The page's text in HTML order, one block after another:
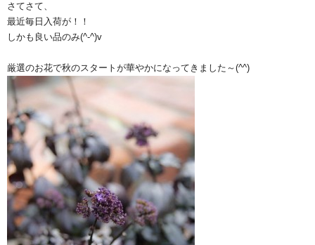
さてさて、
最近毎日入荷が！！
しかも良い品のみ(^-^)v
厳選のお花で秋のスタートが華やかになってきました～(^^)